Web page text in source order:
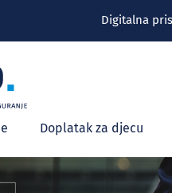
Digitalna
Doplatak za djecu